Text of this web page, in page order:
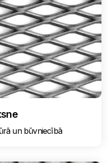
un būvniecībā